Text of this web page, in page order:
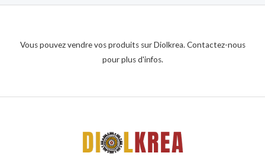
Vous pouvez vendre vos produits sur Diolkrea. Contactez-nous
pour plus d'infos.